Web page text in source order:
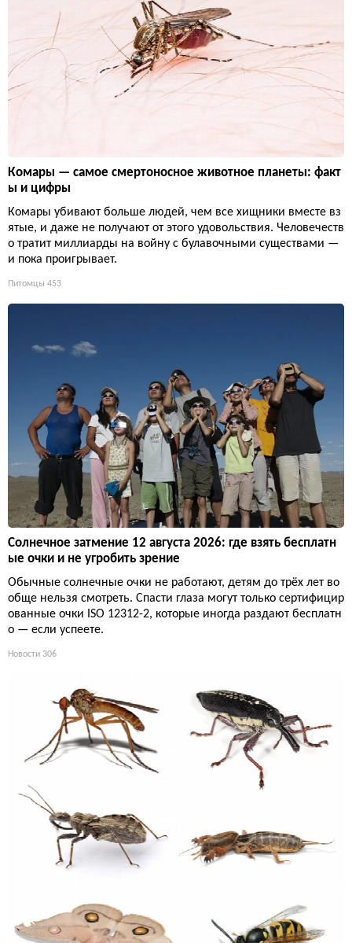
Комары — самое смертоносное животное планеты: факт
ы и цифры
Комары убивают больше людей, чем все хищники вместе вз
ятые, и даже не получают от этого удовольствия. Человечеств
о тратит миллиарды на войну с булавочными существами —
и пока проигрывает.
Питомцы 453
Солнечное затмение 12 августа 2026: где взять бесплатн
ые очки и не угробить зрение
Обычные солнечные очки не работают, детям до трёх лет во
обще нельзя смотреть. Спасти глаза могут только сертифицир
ованные очки ISO 12312-2, которые иногда раздают бесплатн
о — если успеете.
Новости 306